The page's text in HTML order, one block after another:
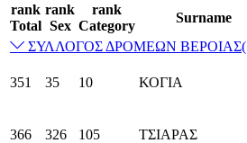
rank
Total
rank
Sex
rank
Category
Surname
ΣΥΛΛΟΓΟΣ ΔΡΟΜΕΩΝ ΒΕΡΟΙΑΣ
351 35 10 ΚΟΓΙΑ
366 326 105 ΤΣΙΑΡΑΣ